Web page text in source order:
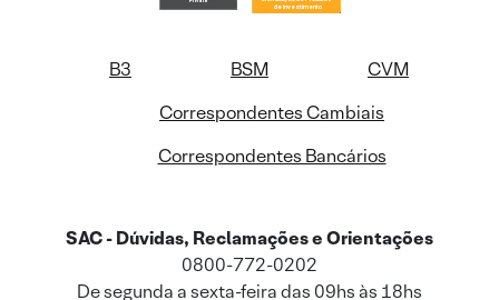
B3 BSM
CVM
Correspondentes Cambiais
Correspondentes Bancários
SAC - Dúvidas, Reclamações e Orientações
0800-772-0202
De segunda a sexta-feira das 09hs às 18hs